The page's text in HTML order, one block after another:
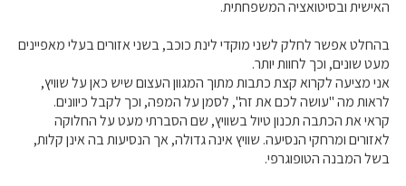
האישית ובסיטואציה המשפחתית.
בהחלט אפשר לחלק לשני מוקדי לינת כוכב, בשני אזורים בעלי מאפיינים
מעט שונים, וכך לחוות יותר.
אני מציעה לקרוא קצת כתבות מתוך המגוון העצום שיש כאן על שוויץ,
לראות מה "עושה לכם את זה", לסמן על המפה, וכך לקבל כיוונים.
קראי את הכתבה תכנון טיול בשוויץ, שם הסברתי מעט על החלוקה
לאזורים ומרחקי הנסיעה. שוויץ אינה גדולה, אך הנסיעות בה אינן קלות,
בשל המבנה הטופוגרפי.